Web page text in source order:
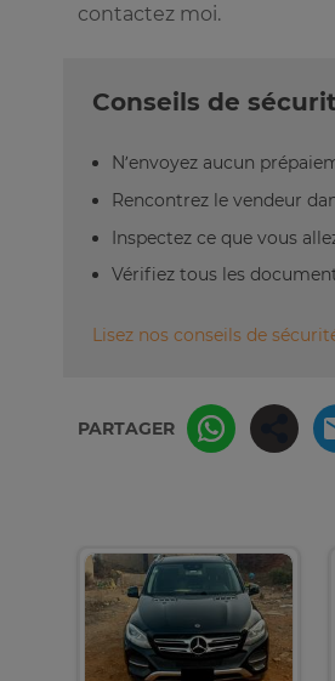
contactez moi.
Conseils de
N’envoyez aucun
Rencontrez le vendeur
Inspectez ce que vous
Vérifiez tous les
Lisez nos conseils de
PARTAGER